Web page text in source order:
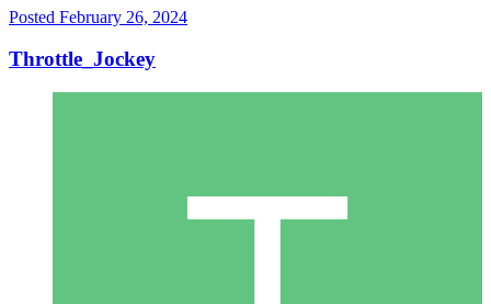
Posted February 26, 2024
Throttle_Jockey